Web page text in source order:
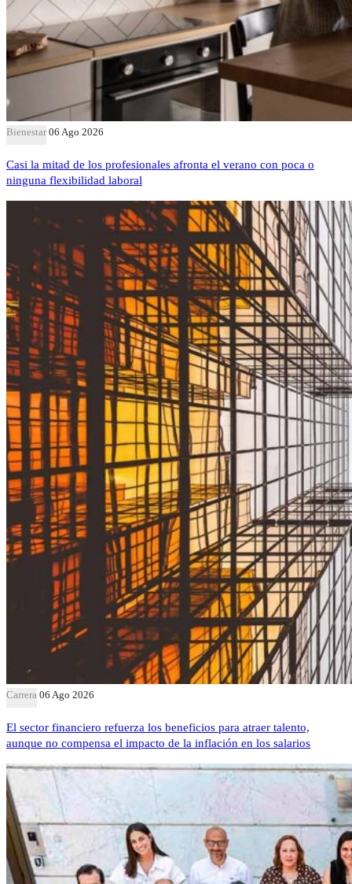
Bienestar 06 Ago 2026
Casi la mitad de los profesionales afronta el verano con poca o
ninguna flexibilidad laboral
Carrera 06 Ago 2026
El sector financiero refuerza los beneficios para atraer talento,
aunque no compensa el impacto de la inflación en los salarios